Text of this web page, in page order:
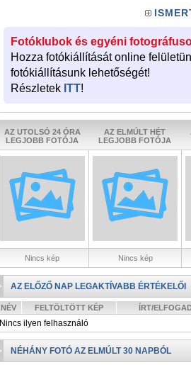
Fotóklubok és egyéni
Hozza fotókiállítását online
fotókiállításunk lehetőségét!
Részletek ITT!
AZ UTOLSÓ 24 ÓRA
LEGJOBB FOTÓJA
AZ ELMÚLT HÉT
LEGJOBB FOTÓJA
Nincs kép Nincs kép
AZ ELŐZŐ NAP LEGAKTÍVABB ÉRTÉKELŐI
NÉV FELTÖLTÖTT KÉP ÍRT/
Nincs ilyen felhasználó
NÉHÁNY FOTÓ AZ ELMÚLT 30 NAPBÓL